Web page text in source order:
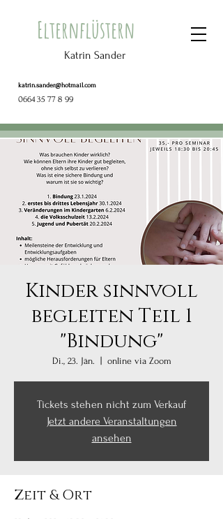
Elternflüstern
katrin.sander@hotmail.com
0664 35 77 8 99
Katrin Sander
Kinder sinnvoll
begleiten Teil 1
"Bindung"
Di., 23. Jän. online via Zoom
Tickets stehen nicht zum Verkauf
Jetzt andere Veranstaltungen
ansehen
Zeit & Ort